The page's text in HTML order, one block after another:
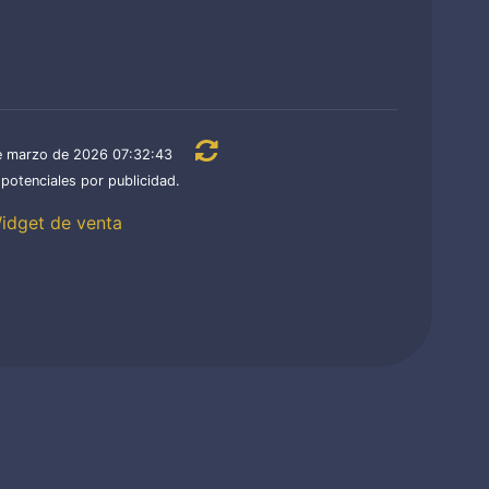
marzo de 2026 07:32:43
por publicidad.
de venta